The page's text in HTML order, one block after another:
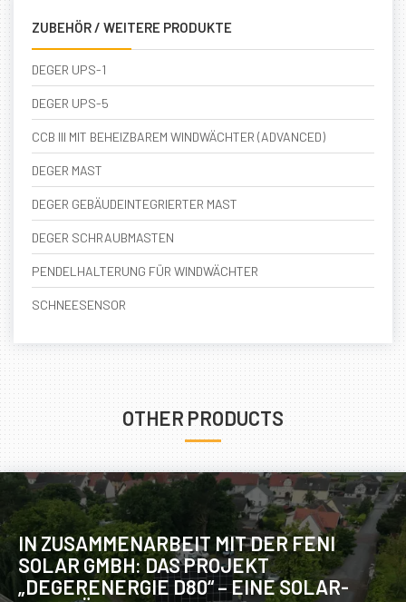
ZUBEHÖR / WEITERE PRODUKTE
DEGER UPS-1
DEGER UPS-5
CCB III MIT BEHEIZBAREM WINDWÄCHTER (ADVANCED)
DEGER MAST
DEGER GEBÄUDEINTEGRIERTER MAST
DEGER SCHRAUBMASTEN
PENDELHALTERUNG FÜR WINDWÄCHTER
SCHNEESENSOR
OTHER PRODUCTS
IN ZUSAMMENARBEIT MIT DER FENI
SOLAR GMBH: DAS PROJEKT
„DEGERENERGIE D80“ – EINE SOLAR-